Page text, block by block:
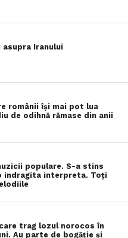
Iranului
românii îşi mai pot lua
de odihnă rămase din anii
populare. S-a stins
indragita interpreta. Toți
trag lozul norocos în
Au parte de bogăție și